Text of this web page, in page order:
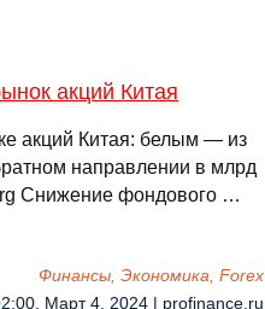
акций Китая
акций Китая: белым — из
направлении в млрд
Снижение фондового …
Финансы, Экономика, Forex
Март 4, 2024 | profinance.ru